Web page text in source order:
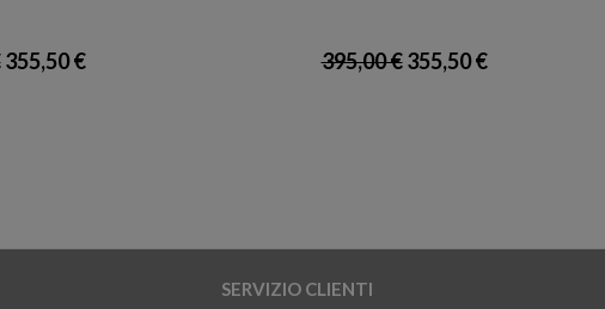
355,50 € 395,00 €355,50 €
SERVIZIO CLIENTI